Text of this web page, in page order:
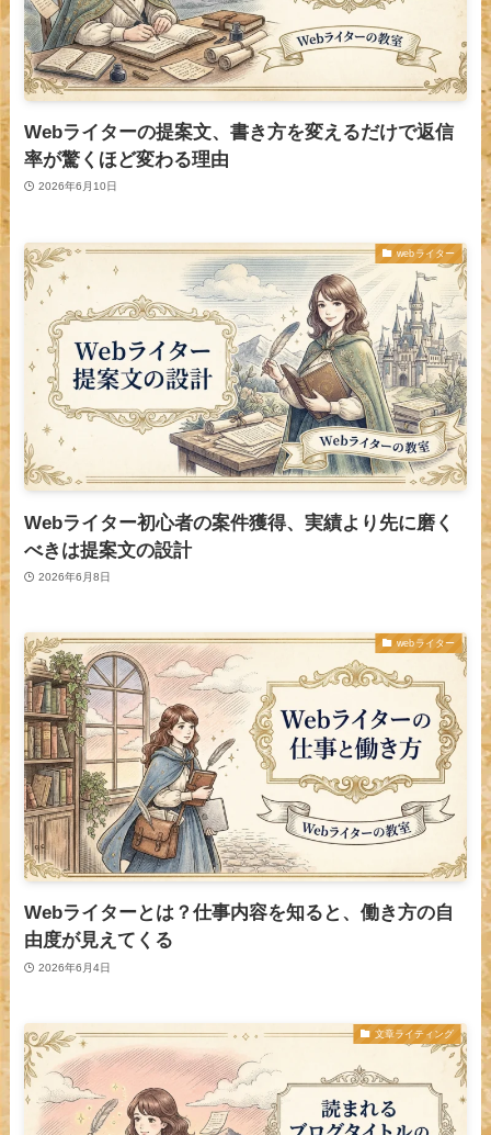
Webライターの提案文、書き方を変えるだけで返信
率が驚くほど変わる理由
2026年6月10日
webライター
Webライター初心者の案件獲得、実績より先に磨く
べきは提案文の設計
2026年6月8日
webライター
Webライターとは？仕事内容を知ると、働き方の自
由度が見えてくる
2026年6月4日
文章ライティング